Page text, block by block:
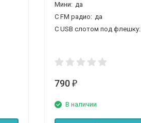
Мини: да
С FM радио: да
С USВ слотом под флешку:
790 ₽
В наличии